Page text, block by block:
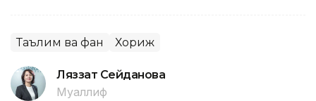
Таълим ва фан Хориж
Ляззат Сейданова
Муаллиф